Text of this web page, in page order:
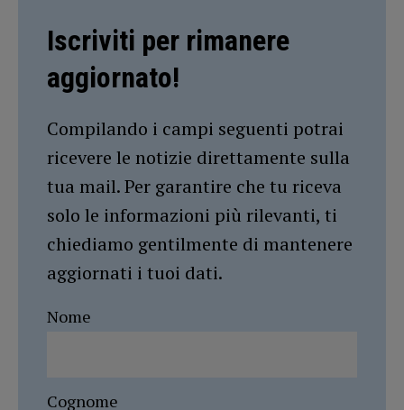
Iscriviti per rimanere
aggiornato!
Compilando i campi seguenti potrai
ricevere le notizie direttamente sulla
tua mail. Per garantire che tu riceva
solo le informazioni più rilevanti, ti
chiediamo gentilmente di mantenere
aggiornati i tuoi dati.
Nome
Cognome